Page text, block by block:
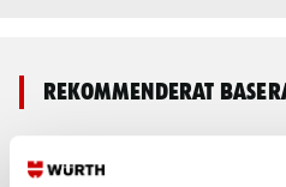
Rekommenderat